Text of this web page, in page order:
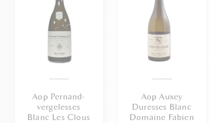
Aop Pernand-
vergelesses
Blanc Les Clous
Aop Auxey
Duresses Blanc
Domaine Fabien